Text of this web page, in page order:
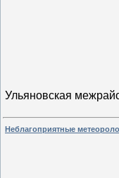
Ульяновская
Неблагоприятные